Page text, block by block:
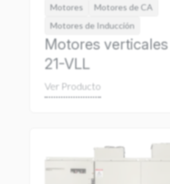
Motores
Motores de CA
Motores de Inducción
Motores
21-VLL